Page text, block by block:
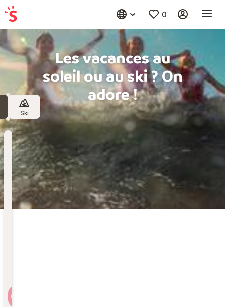
0
Les vacances au
soleil ou au ski ? On
adore !
Ski
Destination
Choisissez une destination
Date
départ
Date de départ